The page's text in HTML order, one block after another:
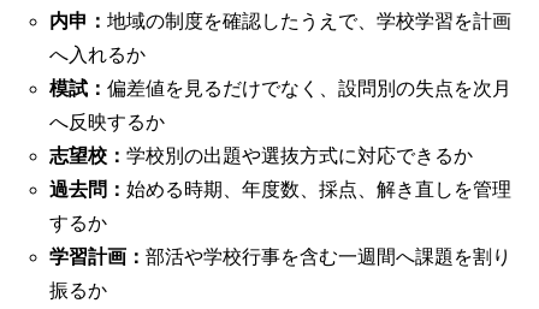
内申： 地域の制度を確認したうえで、学校学習を計画
へ入れるか
模試： 偏差値を見るだけでなく、設問別の失点を次月
へ反映するか
志望校： 学校別の出題や選抜方式に対応できるか
過去問： 始める時期、年度数、採点、解き直しを管理
するか
学習計画： 部活や学校行事を含む一週間へ課題を割り
振るか